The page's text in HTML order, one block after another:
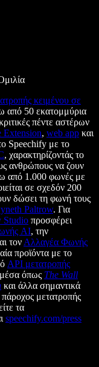
κειμένου σε
από 50 εκατομμύρια
πέντε αστέρων
Extension, web app και
Speechify με το
, χαρακτηρίζοντάς το
ανθρώπους να ζουν
από 1.000 φωνές με
σε σχεδόν 200
δώσει τη φωνή τους
Paltrow. Για
Studio προσφέρει
AI, την
τον Αλλαγέα Φωνής
προϊόντα με το
API μετατροπής
μέσα όπως The Wall
και άλλα σημαντικά
μετατροπής
τα
speechify.com/press